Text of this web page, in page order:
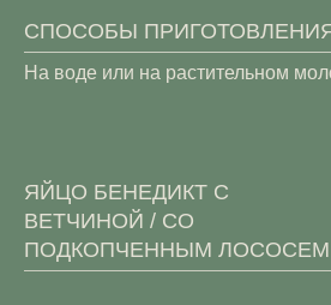
СПОСОБЫ
На воде или на растительном
ЯЙЦО БЕНЕДИКТ С
ВЕТЧИНОЙ / СО
ПОДКОПЧЕННЫМ ЛОСОСЕМ